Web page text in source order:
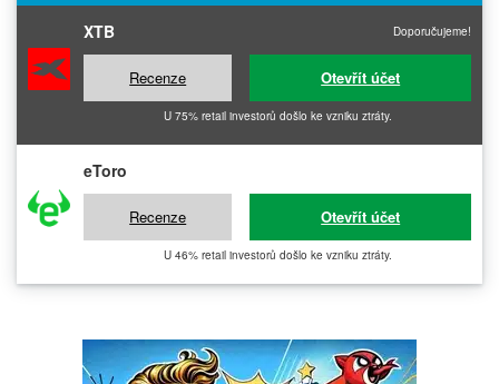
XTB Doporučujeme!
Recenze Otevřít účet
U 75% retail investorů došlo ke vzniku ztráty.
eToro
Recenze Otevřít účet
U 46% retail investorů došlo ke vzniku ztráty.